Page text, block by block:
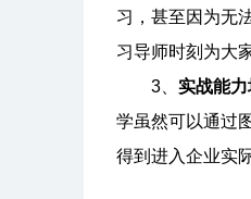
习，甚至因为无
习导师时刻为大
3、 实战能力
学虽然可以通过
得到进入企业实